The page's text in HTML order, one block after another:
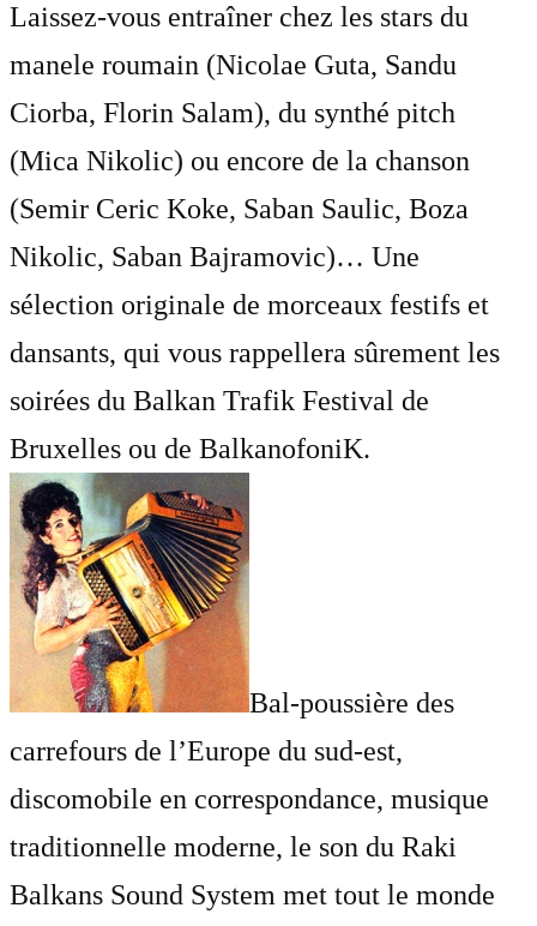
Laissez-vous entraîner chez les stars du
manele roumain (Nicolae Guta, Sandu
Ciorba, Florin Salam), du synthé pitch
(Mica Nikolic) ou encore de la chanson
(Semir Ceric Koke, Saban Saulic, Boza
Nikolic, Saban Bajramovic)… Une
sélection originale de morceaux festifs et
dansants, qui vous rappellera sûrement les
soirées du Balkan Trafik Festival de
Bruxelles ou de BalkanofoniK.
Bal-poussière des
carrefours de l’Europe du sud-est,
discomobile en correspondance, musique
traditionnelle moderne, le son du Raki
Balkans Sound System met tout le monde